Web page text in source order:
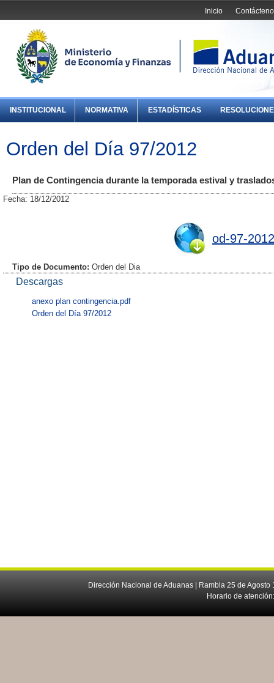
Inicio
INSTITUCIONAL NORMATIVA ESTADÍSTICAS
Orden del Día 97/2012
Plan de Contingencia durante la temporada estival y
Fecha: 18/12/2012
od-97-
Tipo de Documento: Orden del Dia
Descargas
anexo plan contingencia.pdf
Orden del Día 97/2012
Dirección Nacional de Aduanas | Rambla 25 de
Horario de